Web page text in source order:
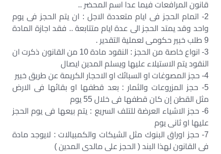
قانون المرافعات فيما عدا اسم المحضر ..
2- اتمام الحجز فى ايام متعددة الاجل : ان يتم الحجز فى يوم
واحد وقد يمتد الحجز الى عدة ايام متتابعة .. فقد اجازة المادة
9 طلب خبير حكومى لعملية التقدير .
3- انواع خاصة من الحجز : النقود مادة 10 من القانون ذكرت ان
النقود يتم الاستيلاء عليها ويسلم المدين ايصال
4- حجز المصوغات او السبائك او الاحجار الكريمة عن طريق خبير
5- حجز المزروعات والثمار : بعد قطفها او بقائها فى الارض
مثل القطن إن كان قطفها فى خلال 55 يوم
6- حجز الاشياء العرضة للتلف السريع : يتم بيعها فى يوم الحجز
عليها او ثانى يوم
7- حجز اوراق البنوك مثل الشيكات والكمبيالات : لايوجد مادة
فى القانون لهذا البند ( الحجز على مالدى المدين )